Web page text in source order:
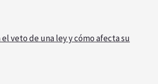
veto de una ley y cómo afecta su